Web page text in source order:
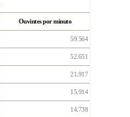
Ouvintes por minuto
59 564
52 651
21 917
15 914
14.738